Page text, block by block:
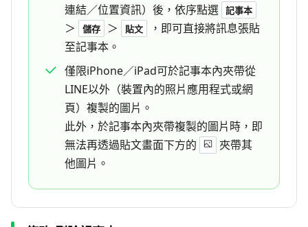
連結／位置資訊）後，依序點選 記事本
＞ 儲存 ＞ 貼文
，即可直接將訊息張貼
至記事本。
僅限iPhone／iPad可於記事本內夾帶從
LINE以外（裝置內的照片應用程式或網
頁）複製的圖片。
此外，於記事本內夾帶複製的圖片時，即
無法再透過貼文畫面下方的
夾帶其
他圖片。